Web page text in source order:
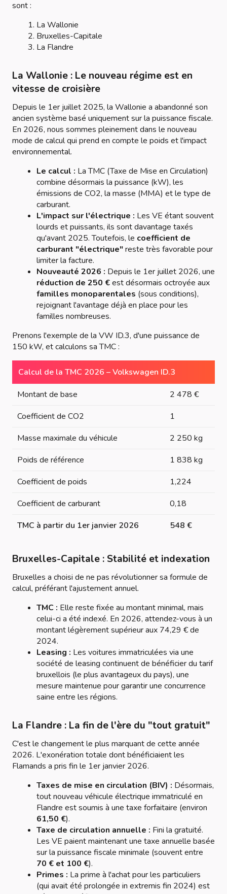
sont :
La Wallonie
Bruxelles-Capitale
La Flandre
La Wallonie : Le nouveau régime est en
vitesse de croisière
Depuis le 1er juillet 2025, la Wallonie a abandonné son
ancien système basé uniquement sur la puissance fiscale.
En 2026, nous sommes pleinement dans le nouveau
mode de calcul qui prend en compte le poids et l'impact
environnemental.
Le calcul : La TMC (Taxe de Mise en Circulation)
combine désormais la puissance (kW), les
émissions de CO2, la masse (MMA) et le type de
carburant.
L'impact sur l'électrique : Les VE étant souvent
lourds et puissants, ils sont davantage taxés
qu'avant 2025. Toutefois, le coefficient de
carburant "électrique"reste très favorable pour
limiter la facture.
Nouveauté 2026 : Depuis le 1er juillet 2026, une
réduction de 250 €est désormais octroyée aux
familles monoparentales (sous conditions),
rejoignant l'avantage déjà en place pour les
familles nombreuses.
Prenons l'exemple de la VW ID.3, d'une puissance de
150 kW, et calculons sa TMC :
Calcul de la TMC 2026 – Volkswagen ID.3
Montant de base
2 478 €
Coefficient de CO2
1
Masse maximale du véhicule
2 250 kg
Poids de référence
1 838 kg
Coefficient de poids
1,224
Coefficient de carburant
0,18
TMC à partir du 1er janvier 2026
548 €
Bruxelles-Capitale : Stabilité et indexation
Bruxelles a choisi de ne pas révolutionner sa formule de
calcul, préférant l'ajustement annuel.
TMC : Elle reste fixée au montant minimal, mais
celui-ci a été indexé. En 2026, attendez-vous à un
montant légèrement supérieur aux 74,29 € de
2024.
Leasing : Les voitures immatriculées via une
société de leasing continuent de bénéficier du tarif
bruxellois (le plus avantageux du pays), une
mesure maintenue pour garantir une concurrence
saine entre les régions.
La Flandre : La fin de l'ère du "tout gratuit"
C'est le changement le plus marquant de cette année
2026. L'exonération totale dont bénéficiaient les
Flamands a pris fin le 1er janvier 2026.
Taxes de mise en circulation (BIV) : Désormais,
tout nouveau véhicule électrique immatriculé en
Flandre est soumis à une taxe forfaitaire (environ
61,50 €).
Taxe de circulation annuelle : Fini la gratuité.
Les VE paient maintenant une taxe annuelle basée
sur la puissance fiscale minimale (souvent entre
70 € et 100 €).
Primes : La prime à l'achat pour les particuliers
(qui avait été prolongée in extremis fin 2024) est